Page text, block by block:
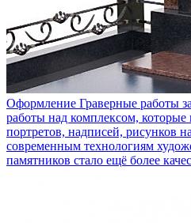
Оформление Граверные работы
работы над комплексом,
портретов, надписей, рисунков
современным технологиям
памятников стало ещё более